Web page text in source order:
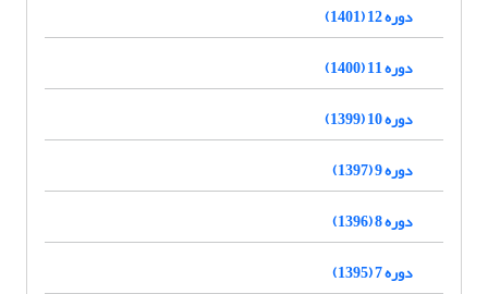
دوره 12 (1401)
دوره 11 (1400)
دوره 10 (1399)
دوره 9 (1397)
دوره 8 (1396)
دوره 7 (1395)